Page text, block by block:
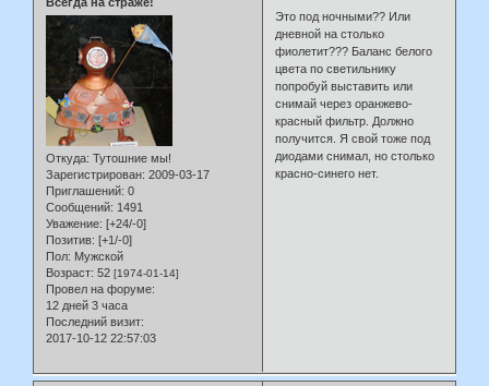
Откуда: Тутошние мы!
Зарегистрирован: 2009-03-17
Приглашений: 0
Сообщений: 1491
Уважение: [+24/-0]
Позитив: [+1/-0]
Пол: Мужской
Возраст: 52 [1974-01-14]
Провел на форуме:
12 дней 3 часа
Последний визит:
2017-10-12 22:57:03
Это под ночными?? Или
дневной на столько
фиолетит??? Баланс белого
цвета по светильнику
попробуй выставить или
снимай через оранжево-
красный фильтр. Должно
получится. Я свой тоже под
диодами снимал, но столько
красно-синего нет.